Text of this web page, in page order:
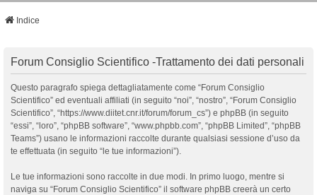
Indice
Forum Consiglio Scientifico -Trattamento dei dati personali
Questo paragrafo spiega dettagliatamente come “Forum Consiglio
Scientifico” ed eventuali affiliati (in seguito “noi”, “nostro”, “Forum Consiglio
Scientifico”, “https://www.diitet.cnr.it/forum/forum_cs”) e phpBB (in seguito
“essi”, “loro”, “phpBB software”, “www.phpbb.com”, “phpBB Limited”, “phpBB
Teams”) usano le informazioni raccolte durante qualsiasi sessione d’uso da
te effettuata (in seguito “le tue informazioni”).
Le tue informazioni sono raccolte in due modi. In primo luogo, mentre si
naviga su “Forum Consiglio Scientifico” il software phpBB creerà un certo